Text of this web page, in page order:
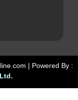
| Powered By :